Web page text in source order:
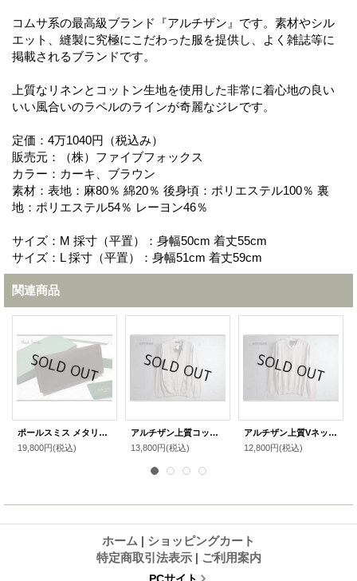
コムサ系の最高級ブランド『アルチザン』です。素材やシル
エット、縫製に究極にこだわった服を提供し、よく雑誌等に
掲載されるブランドです。
上質なリネンとコットン生地を使用した非常に着心地の良い
いい風合いのラペルのラインが奇麗なジレです。
定価：4万1040円（税込み）
販売元：（株）ファイブフォックス
カラー：カーキ、ブラウン
素材：表地：麻80％ 綿20％ 後身頃：ポリエステル100％ 裏
地：ポリエステル54％ レーヨン46％
サイズ：M 採寸（平置）：身幅50cm 着丈55cm
サイズ：L 採寸（平置）：身幅51cm 着丈59cm
関連商品
ポールスミス メタリックインサイド長財布
19,800円(税込)
アルチザン上質コットンカーディガン
13,800円(税込)
アルチザン上質Vネックニット
12,800円(税込)
ホーム | ショッピングカート
特定商取引法表示 | ご利用案内